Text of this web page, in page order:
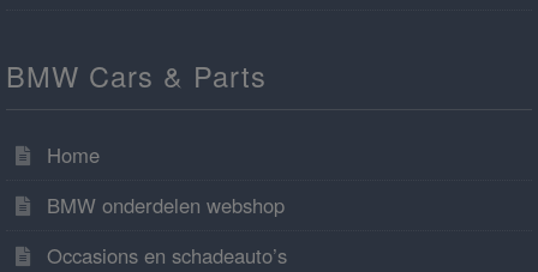
BMW Cars & Parts
Home
BMW onderdelen webshop
Occasions en schadeauto’s